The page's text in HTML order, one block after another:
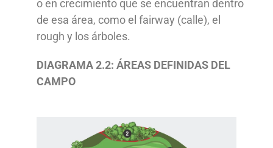
o en crecimiento que se encuentran dentro
de esa área, como el fairway (calle), el
rough y los árboles.
DIAGRAMA 2.2: ÁREAS DEFINIDAS DEL
CAMPO